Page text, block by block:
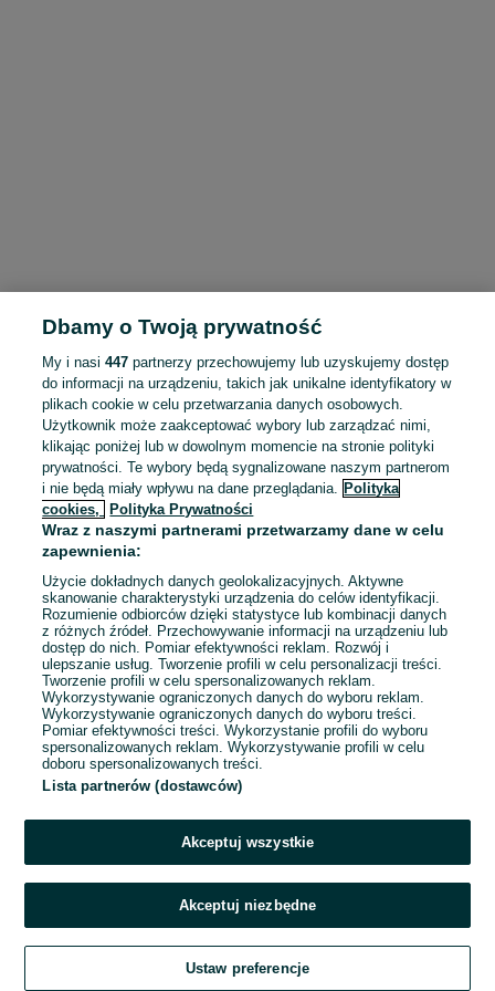
To ogłoszenie nie jest już dostępne
Przejdź na stronę główną
Dbamy o Twoją prywatność
My i nasi447 partnerzy przechowujemy lub uzyskujemy dostęp
do informacji na urządzeniu, takich jak unikalne identyfikatory w
plikach cookie w celu przetwarzania danych osobowych.
Użytkownik może zaakceptować wybory lub zarządzać nimi,
klikając poniżej lub w dowolnym momencie na stronie polityki
prywatności. Te wybory będą sygnalizowane naszym partnerom
i nie będą miały wpływu na dane przeglądania. Polityka
cookies,
Polityka Prywatności
Wraz z naszymi partnerami przetwarzamy dane w celu
zapewnienia:
Użycie dokładnych danych geolokalizacyjnych. Aktywne
skanowanie charakterystyki urządzenia do celów identyfikacji.
Rozumienie odbiorców dzięki statystyce lub kombinacji danych
z różnych źródeł. Przechowywanie informacji na urządzeniu lub
dostęp do nich. Pomiar efektywności reklam. Rozwój i
ulepszanie usług. Tworzenie profili w celu personalizacji treści.
Tworzenie profili w celu spersonalizowanych reklam.
Wykorzystywanie ograniczonych danych do wyboru reklam.
Wykorzystywanie ograniczonych danych do wyboru treści.
Pomiar efektywności treści. Wykorzystanie profili do wyboru
spersonalizowanych reklam. Wykorzystywanie profili w celu
doboru spersonalizowanych treści.
Lista partnerów (dostawców)
Akceptuj wszystkie
Akceptuj niezbędne
Ustaw preferencje